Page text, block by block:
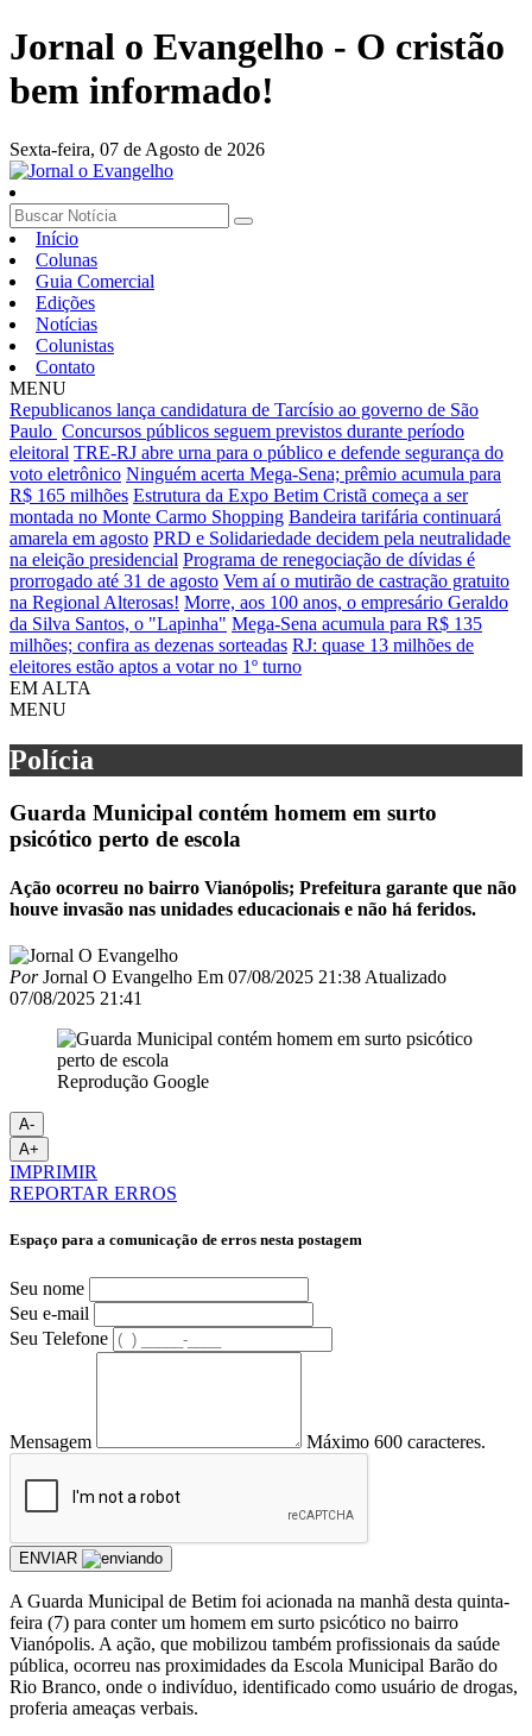
Jornal o Evangelho - O cristão
bem informado!
Sexta-feira, 07 de Agosto de 2026
Início
Colunas
Guia Comercial
Edições
Notícias
Colunistas
Contato
MENU
Republicanos lança candidatura de Tarcísio ao governo de São
Paulo Concursos públicos seguem previstos durante período
eleitoral TRE-RJ abre urna para o público e defende segurança do
voto eletrônico Ninguém acerta Mega-Sena; prêmio acumula para
R$ 165 milhões Estrutura da Expo Betim Cristã começa a ser
montada no Monte Carmo Shopping Bandeira tarifária continuará
amarela em agosto PRD e Solidariedade decidem pela neutralidade
na eleição presidencial Programa de renegociação de dívidas é
prorrogado até 31 de agosto Vem aí o mutirão de castração gratuito
na Regional Alterosas! Morre, aos 100 anos, o empresário Geraldo
da Silva Santos, o "Lapinha" Mega-Sena acumula para R$ 135
milhões; confira as dezenas sorteadas RJ: quase 13 milhões de
eleitores estão aptos a votar no 1º turno
EM ALTA
MENU
Polícia
Guarda Municipal contém homem em surto
psicótico perto de escola
Ação ocorreu no bairro Vianópolis; Prefeitura garante que não
houve invasão nas unidades educacionais e não há feridos.
PorJornal O Evangelho Em 07/08/2025 21:38 Atualizado
07/08/2025 21:41
Reprodução Google
A-
A+
IMPRIMIR
REPORTAR ERROS
Espaço para a comunicação de erros nesta postagem
Seu nome
Seu e-mail
Seu Telefone
Mensagem Máximo 600 caracteres.
ENVIAR
A Guarda Municipal de Betim foi acionada na manhã desta quinta-
feira (7) para conter um homem em surto psicótico no bairro
Vianópolis. A ação, que mobilizou também profissionais da saúde
pública, ocorreu nas proximidades da Escola Municipal Barão do
Rio Branco, onde o indivíduo, identificado como usuário de drogas,
proferia ameaças verbais.